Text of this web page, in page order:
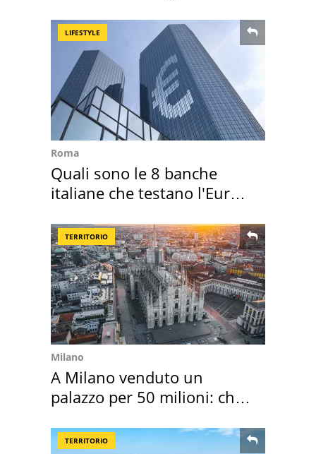
LIFESTYLE
Roma
Quali sono le 8 banche
italiane che testano l'Euro
TERRITORIO
Milano
A Milano venduto un
palazzo per 50 milioni: chi
TERRITORIO